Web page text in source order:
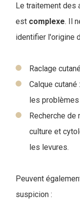
Le traitement des
est complexe. Il
identifier l'origine
Raclage
Calque
les
Recherche de
culture et
les levures.
Peuvent
suspicion :